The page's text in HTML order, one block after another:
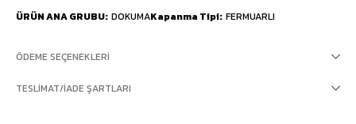
ÜRÜN ANA GRUBU DOKUMAKapanma Tipi FERMUARLI
ÖDEME SEÇENEKLERI
TESLIMAT/İADE ŞARTLARI